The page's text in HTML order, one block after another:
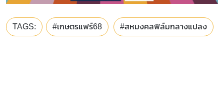
TAGS: #เกษตรแฟร์68 #สหมงคลฟิล์มกลางแปลง